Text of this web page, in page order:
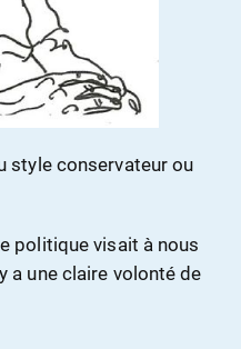
style conservateur ou
politique visait à nous
a une claire volonté de